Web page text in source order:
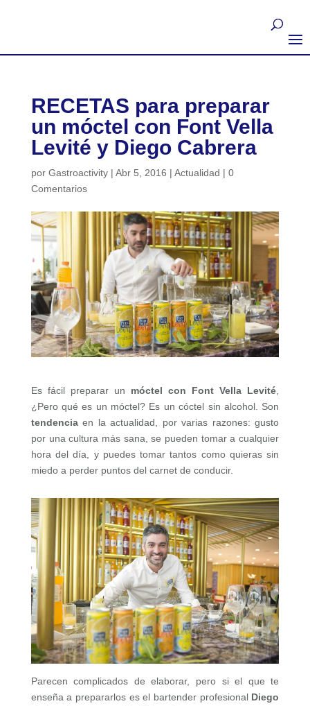
RECETAS para preparar
un móctel con Font Vella
Levité y Diego Cabrera
por Gastroactivity| Abr 5, 2016 | Actualidad | 0
Comentarios
Es fácil preparar un móctel con Font Vella Levité,
¿Pero qué es un móctel? Es un cóctel sin alcohol. Son
tendenciaen la actualidad, por varias razones: gusto
por una cultura más sana, se pueden tomar a cualquier
hora del día, y puedes tomar tantos como quieras sin
miedo a perder puntos del carnet de conducir.
Parecen complicados de elaborar, pero si el que te
enseña a prepararlos es el bartender profesional Diego